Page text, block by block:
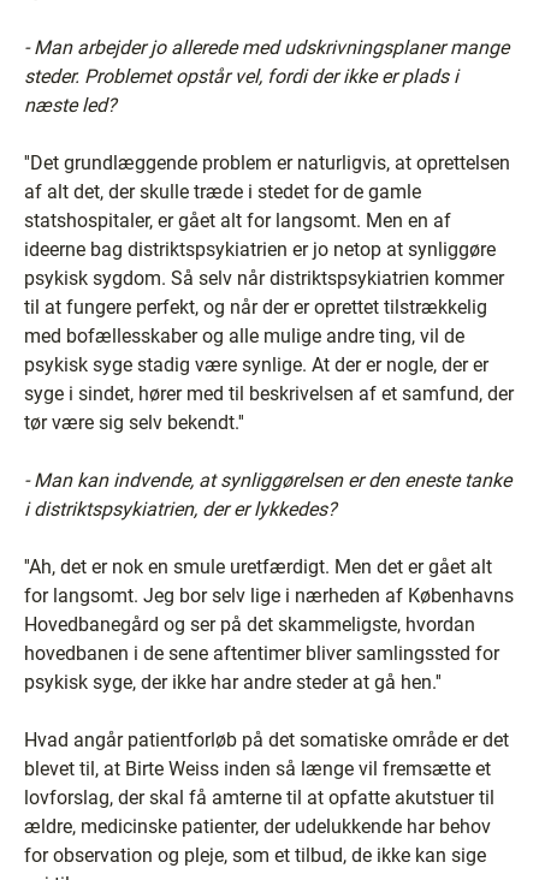
- Man arbejder jo allerede med udskrivningsplaner mange
steder. Problemet opstår vel, fordi der ikke er plads i
næste led?
''Det grundlæggende problem er naturligvis, at oprettelsen
af alt det, der skulle træde i stedet for de gamle
statshospitaler, er gået alt for langsomt. Men en af
ideerne bag distriktspsykiatrien er jo netop at synliggøre
psykisk sygdom. Så selv når distriktspsykiatrien kommer
til at fungere perfekt, og når der er oprettet tilstrækkelig
med bofællesskaber og alle mulige andre ting, vil de
psykisk syge stadig være synlige. At der er nogle, der er
syge i sindet, hører med til beskrivelsen af et samfund, der
tør være sig selv bekendt.''
- Man kan indvende, at synliggørelsen er den eneste tanke
i distriktspsykiatrien, der er lykkedes?
''Ah, det er nok en smule uretfærdigt. Men det er gået alt
for langsomt. Jeg bor selv lige i nærheden af Københavns
Hovedbanegård og ser på det skammeligste, hvordan
hovedbanen i de sene aftentimer bliver samlingssted for
psykisk syge, der ikke har andre steder at gå hen.''
Hvad angår patientforløb på det somatiske område er det
blevet til, at Birte Weiss inden så længe vil fremsætte et
lovforslag, der skal få amterne til at opfatte akutstuer til
ældre, medicinske patienter, der udelukkende har behov
for observation og pleje, som et tilbud, de ikke kan sige